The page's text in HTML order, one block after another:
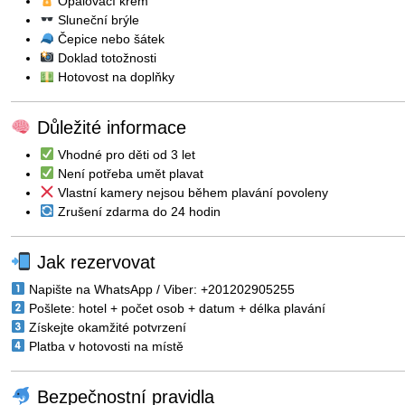
Sluneční brýle
Čepice nebo šátek
Doklad totožnosti
Hotovost na doplňky
Důležité informace
Vhodné pro děti od 3 let
Není potřeba umět plavat
Vlastní kamery nejsou během plavání povoleny
Zrušení zdarma do 24 hodin
Jak rezervovat
Napište na WhatsApp / Viber: +201202905255
Pošlete: hotel + počet osob + datum + délka plavání
Získejte okamžité potvrzení
Platba v hotovosti na místě
Bezpečnostní pravidla